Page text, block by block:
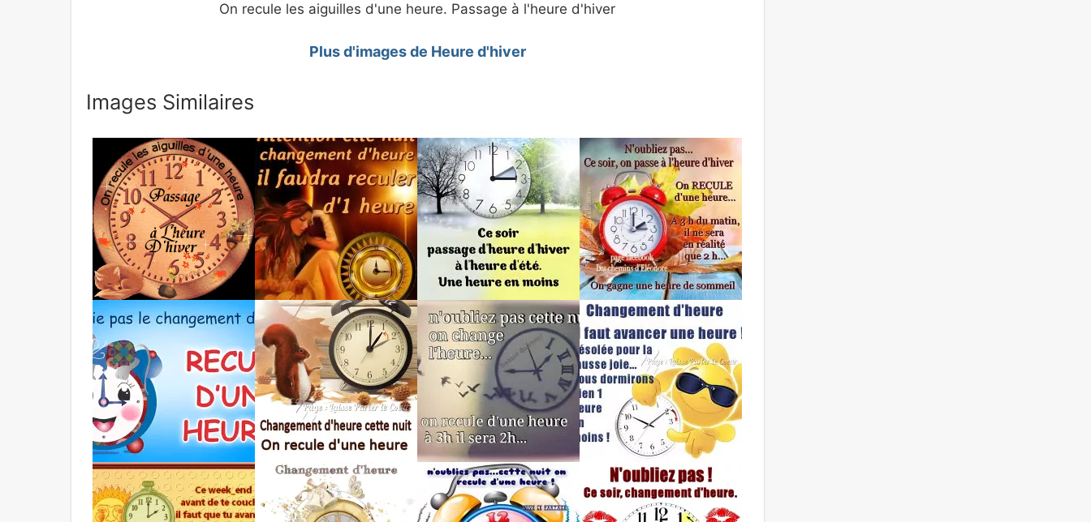
On recule les aiguilles d'une heure. Passage à l'heure d'hiver
Plus d'images de Heure d'hiver
Images Similaires